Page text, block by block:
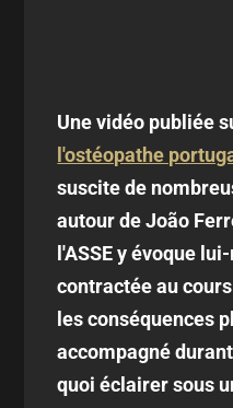
Une vidéo publiée
l'ostéopathe
suscite de
autour de João
l'ASSE y évoque
contractée au
les conséquences
accompagné
quoi éclairer sous